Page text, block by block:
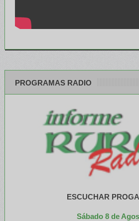
PROGRAMAS RADIO
ESCUCHAR
Sábado 8 de